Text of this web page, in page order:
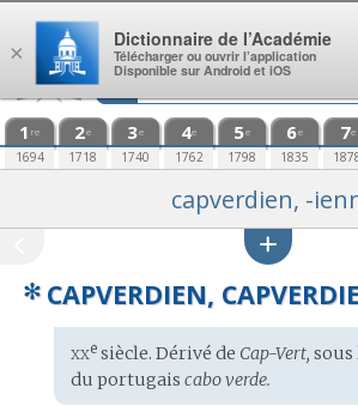
Aller au contenu
1 re
1694
2e
1718
3e
1740
4e
1762
5e
1798
6e
1835
7e
capverdien, -
✻ CAPVERDIEN,
Étymologie
:
xxesiècle. Dérivé de Cap-Vert, sous
du portugais cabo verde.
×
Dictionnaire de l’Académie
Télécharger ou ouvrir l’application
Disponible sur Android et iOS